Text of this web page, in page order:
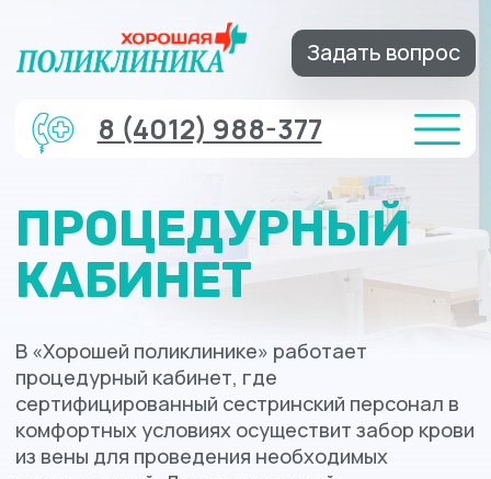
Задать вопрос
ПРОЦЕДУРНЫЙ
КАБИНЕТ
Записаться
В «Хорошей поликлинике» работает
процедурный кабинет, где
сертифицированный сестринский персонал в
исследований. Для манипуляций
используются только одноразовые расходные
материалы и инструменты.